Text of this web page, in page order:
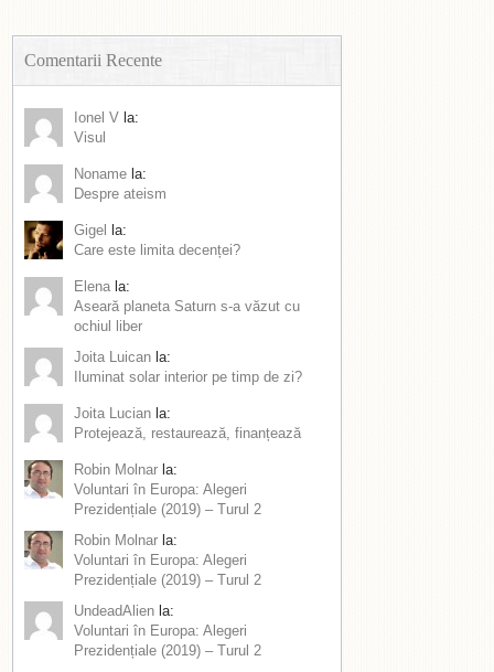
Comentarii Recente
Ionel V la:
Visul
Noname la:
Despre ateism
Gigel
la:
Care este limita decenței?
Elena la:
Aseară planeta Saturn s-a văzut cu
ochiul liber
Joita Luican la:
Iluminat solar interior pe timp de zi?
Joita Lucian la:
Protejează, restaurează, finanțează
Robin Molnar la:
Voluntari în Europa: Alegeri
Prezidențiale (2019) – Turul 2
Robin Molnar la:
Voluntari în Europa: Alegeri
Prezidențiale (2019) – Turul 2
UndeadAlien la:
Voluntari în Europa: Alegeri
Prezidențiale (2019) – Turul 2